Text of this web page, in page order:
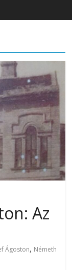
Az
Ágoston, Németh